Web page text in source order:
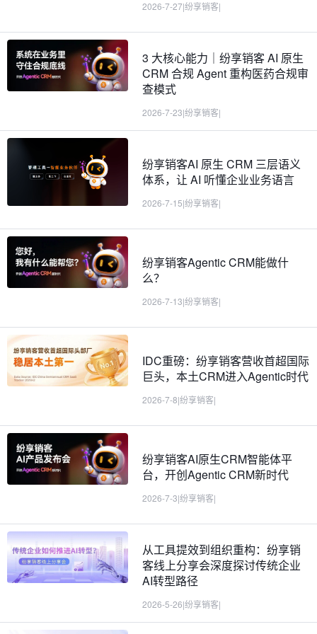
2026-7-27|纷享销客|
3 大核心能力｜纷享销客 AI 原生
CRM 合规 Agent 重构医药合规审
查模式
2026-7-23|纷享销客|
纷享销客AI 原生 CRM 三层语义
体系，让 AI 听懂企业业务语言
2026-7-15|纷享销客|
纷享销客Agentic CRM能做什
么？
2026-7-13|纷享销客|
IDC重磅：纷享销客营收首超国际
巨头，本土CRM进入Agentic时代
2026-7-8|纷享销客|
纷享销客AI原生CRM智能体平
台，开创Agentic CRM新时代
2026-7-3|纷享销客|
从工具提效到组织重构：纷享销
客线上分享会深度探讨传统企业
AI转型路径
2026-5-26|纷享销客|